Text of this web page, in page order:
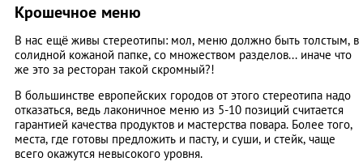
Крошечное меню
В нас ещё живы стереотипы: мол, меню должно быть толстым, в
солидной кожаной папке, со множеством разделов... иначе что
же это за ресторан такой скромный?!
В большинстве европейских городов от этого стереотипа надо
отказаться, ведь лаконичное меню из 5-10 позиций считается
гарантией качества продуктов и мастерства повара. Более того,
места, где готовы предложить и пасту, и суши, и стейк, чаще
всего окажутся невысокого уровня.